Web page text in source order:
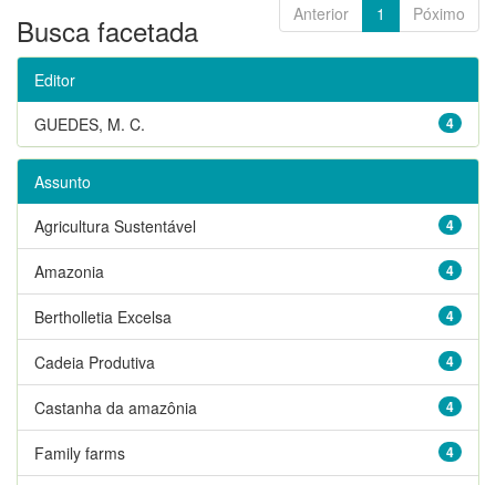
Anterior 1 Póximo
Busca facetada
Editor
4
GUEDES, M. C.
Assunto
4
Agricultura Sustentável
4
Amazonia
4
Bertholletia Excelsa
4
Cadeia Produtiva
4
Castanha da amazônia
4
Family farms